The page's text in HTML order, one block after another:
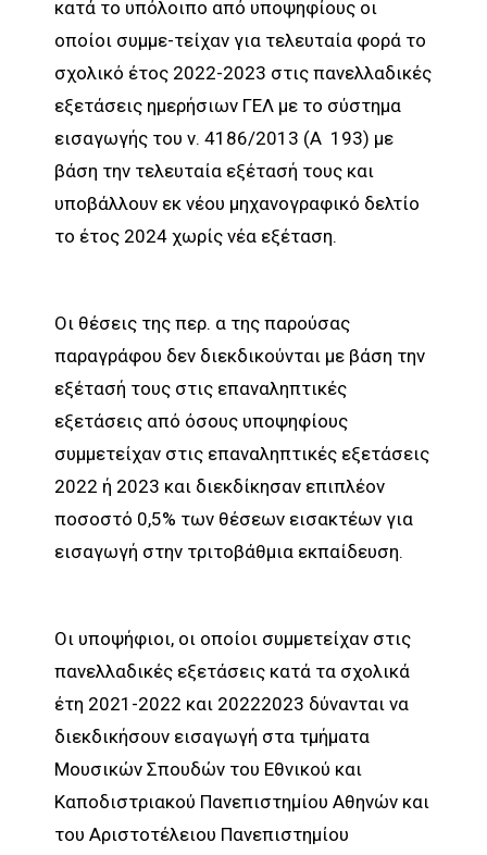
κατά το υπόλοιπο από υποψηφίους οι
οποίοι συμμε-τείχαν για τελευταία φορά το
σχολικό έτος 2022-2023 στις πανελλαδικές
εξετάσεις ημερήσιων ΓΕΛ με το σύστημα
εισαγωγής του ν. 4186/2013 (Α 193) με
βάση την τελευταία εξέτασή τους και
υποβάλλουν εκ νέου μηχανογραφικό δελτίο
το έτος 2024 χωρίς νέα εξέταση.
Οι θέσεις της περ. α της παρούσας
παραγράφου δεν διεκδικούνται με βάση την
εξέτασή τους στις επαναληπτικές
εξετάσεις από όσους υποψηφίους
συμμετείχαν στις επαναληπτικές εξετάσεις
2022 ή 2023 και διεκδίκησαν επιπλέον
ποσοστό 0,5% των θέσεων εισακτέων για
εισαγωγή στην τριτοβάθμια εκπαίδευση.
Οι υποψήφιοι, οι οποίοι συμμετείχαν στις
πανελλαδικές εξετάσεις κατά τα σχολικά
έτη 2021-2022 και 20222023 δύνανται να
διεκδικήσουν εισαγωγή στα τμήματα
Μουσικών Σπουδών του Εθνικού και
Καποδιστριακού Πανεπιστημίου Αθηνών και
του Αριστοτέλειου Πανεπιστημίου